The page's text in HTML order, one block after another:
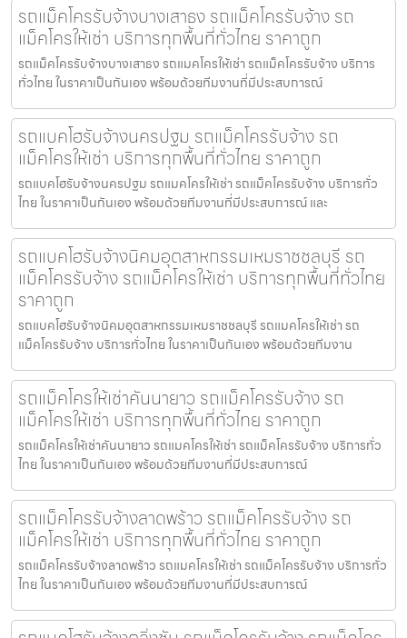
รถแม็คโครรับจ้างบางเสาธง รถแม็คโครรับจ้าง รถ
แม็คโครให้เช่า บริการทุกพื้นที่ทั่วไทย ราคาถูก
รถแม็คโครรับจ้างบางเสาธง รถแมคโครให้เช่า รถแม็คโครรับจ้าง บริการ
ทั่วไทย ในราคาเป็นกันเอง พร้อมด้วยทีมงานที่มีประสบการณ์
รถแบคโฮรับจ้างนครปฐม รถแม็คโครรับจ้าง รถ
แม็คโครให้เช่า บริการทุกพื้นที่ทั่วไทย ราคาถูก
รถแบคโฮรับจ้างนครปฐม รถแมคโครให้เช่า รถแม็คโครรับจ้าง บริการทั่ว
ไทย ในราคาเป็นกันเอง พร้อมด้วยทีมงานที่มีประสบการณ์ และ
รถแบคโฮรับจ้างนิคมอุตสาหกรรมเหมราชชลบุรี รถ
แม็คโครรับจ้าง รถแม็คโครให้เช่า บริการทุกพื้นที่ทั่วไทย
ราคาถูก
รถแบคโฮรับจ้างนิคมอุตสาหกรรมเหมราชชลบุรี รถแมคโครให้เช่า รถ
แม็คโครรับจ้าง บริการทั่วไทย ในราคาเป็นกันเอง พร้อมด้วยทีมงาน
รถแม็คโครให้เช่าคันนายาว รถแม็คโครรับจ้าง รถ
แม็คโครให้เช่า บริการทุกพื้นที่ทั่วไทย ราคาถูก
รถแม็คโครให้เช่าคันนายาว รถแมคโครให้เช่า รถแม็คโครรับจ้าง บริการทั่ว
ไทย ในราคาเป็นกันเอง พร้อมด้วยทีมงานที่มีประสบการณ์
รถแม็คโครรับจ้างลาดพร้าว รถแม็คโครรับจ้าง รถ
แม็คโครให้เช่า บริการทุกพื้นที่ทั่วไทย ราคาถูก
รถแม็คโครรับจ้างลาดพร้าว รถแมคโครให้เช่า รถแม็คโครรับจ้าง บริการทั่ว
ไทย ในราคาเป็นกันเอง พร้อมด้วยทีมงานที่มีประสบการณ์